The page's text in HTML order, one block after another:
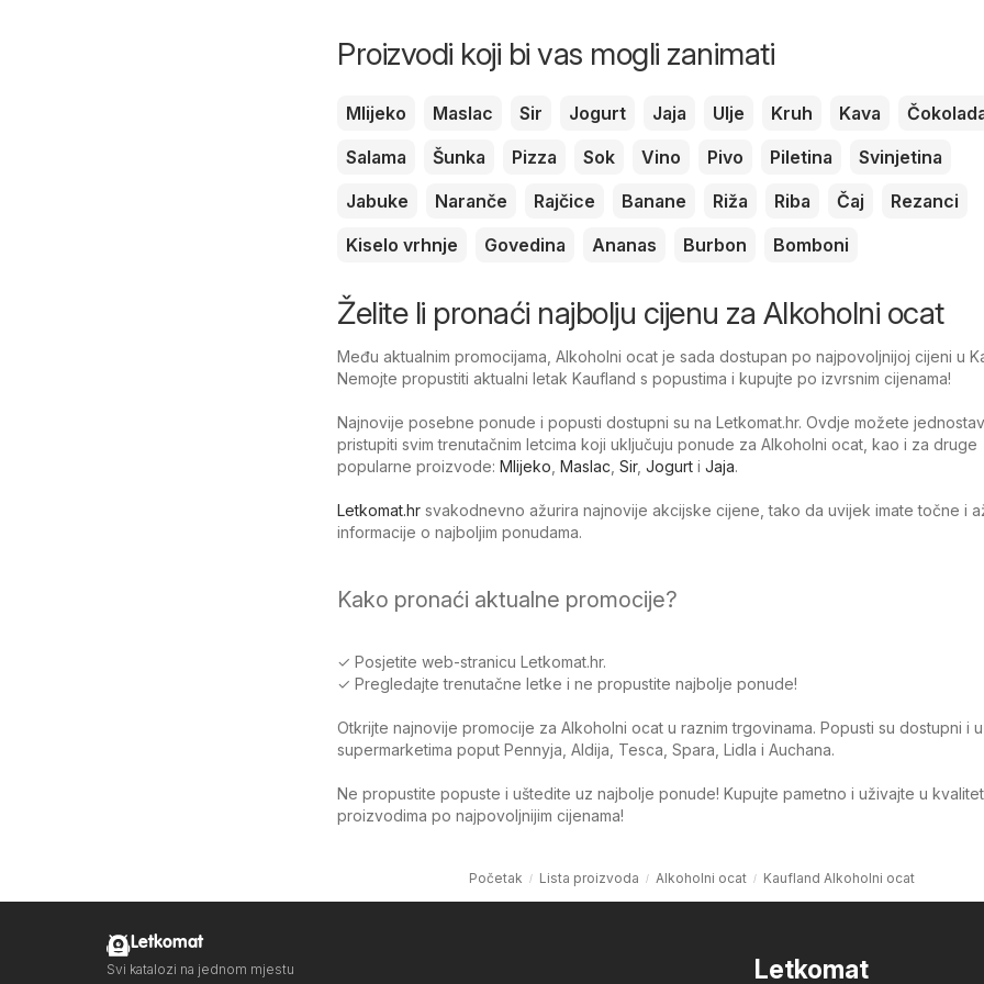
Proizvodi koji bi vas mogli zanimati
Mlijeko Maslac Sir Jogurt Jaja Ulje Kruh Kava
Salama
Šunka Pizza Sok Vino Pivo Piletina
Svinjetina
Jabuke
Naranče Rajčice Banane Riža Riba Čaj
Rezanci
Kiselo vrhnje
Govedina Ananas Burbon Bomboni
Želite li pronaći najbolju cijenu za Alkoholni ocat
Među aktualnim promocijama, Alkoholni ocat je sada dostupan po najpovoljnijoj cijeni u
Nemojte propustiti aktualni letak Kaufland s popustima i kupujte po izvrsnim cijenama!
Najnovije posebne ponude i popusti dostupni su na Letkomat.hr. Ovdje možete
pristupiti svim trenutačnim letcima koji uključuju ponude za Alkoholni ocat, kao i za druge
popularne proizvode: Mlijeko Maslac Sir, Jogurt i Jaja.
Letkomat.hr svakodnevno ažurira najnovije akcijske cijene, tako da uvijek imate točne i
informacije o najboljim ponudama.
Kako pronaći aktualne promocije?
✓ Posjetite web-stranicu Letkomat.hr.
✓ Pregledajte trenutačne letke i ne propustite najbolje ponude!
Otkrijte najnovije promocije za Alkoholni ocat u raznim trgovinama. Popusti su dostupni i
supermarketima poput Pennyja, Aldija, Tesca, Spara, Lidla i Auchana.
Ne propustite popuste i uštedite uz najbolje ponude! Kupujte pametno i uživajte u
proizvodima po najpovoljnijim cijenama!
Početak Lista proizvoda Alkoholni ocat Kaufland Alkoholni ocat
Letkomat
Letkomat
Svi katalozi na jednom mjestu